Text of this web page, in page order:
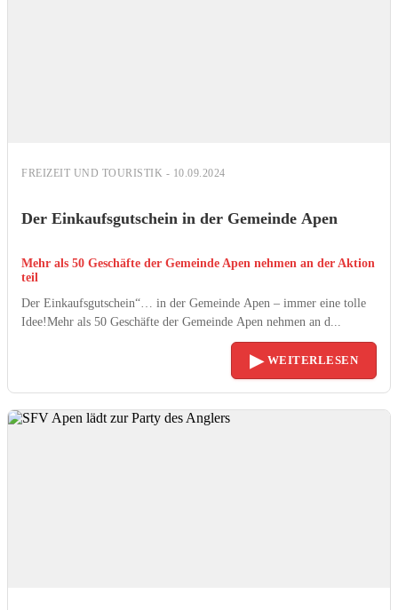
FREIZEIT UND TOURISTIK - 10.09.2024
Der Einkaufsgutschein in der Gemeinde Apen
Mehr als 50 Geschäfte der Gemeinde Apen nehmen an der Aktion
teil
Der Einkaufsgutschein“… in der Gemeinde Apen – immer eine tolle
Idee!Mehr als 50 Geschäfte der Gemeinde Apen nehmen an d...
▶ WEITERLESEN